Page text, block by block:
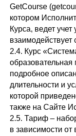
GetCourse
котором
Курса, ведет
взаимодействует
2.4. Курс
образовательная
подробное
длительности и
которой
также на Сайте
2.5. Тариф –
в зависимости от